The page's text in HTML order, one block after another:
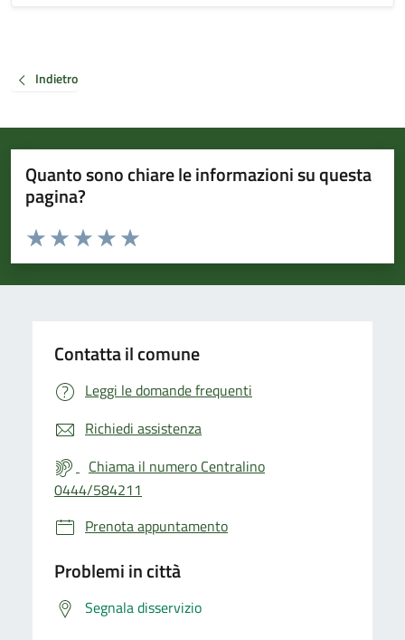
Indietro
Quanto sono chiare le informazioni su questa
pagina?
Valuta da 1 a 5 stelle la pagina
Valuta 5 stelle su 5
Valuta 4 stelle su 5
Valuta 3 stelle su 5
Valuta 2 stelle su 5
Valuta 1 stelle su 5
Contatta il comune
Leggi le domande frequenti
Richiedi assistenza
Chiama il numero Centralino
0444/584211
Prenota appuntamento
Problemi in città
Segnala disservizio